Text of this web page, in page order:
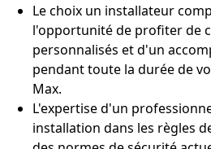
Le choix un installateur
l'opportunité de profiter de
personnalisés et d'un
pendant toute la durée de
Max.
L'expertise d'un
installation dans les règles